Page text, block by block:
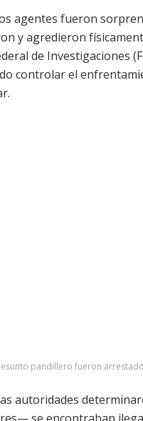
agentes fueron
y agredieron
de Investigaciones
controlar el
pandillero fueron
autoridades